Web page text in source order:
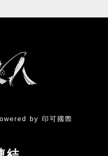
by 印可國際